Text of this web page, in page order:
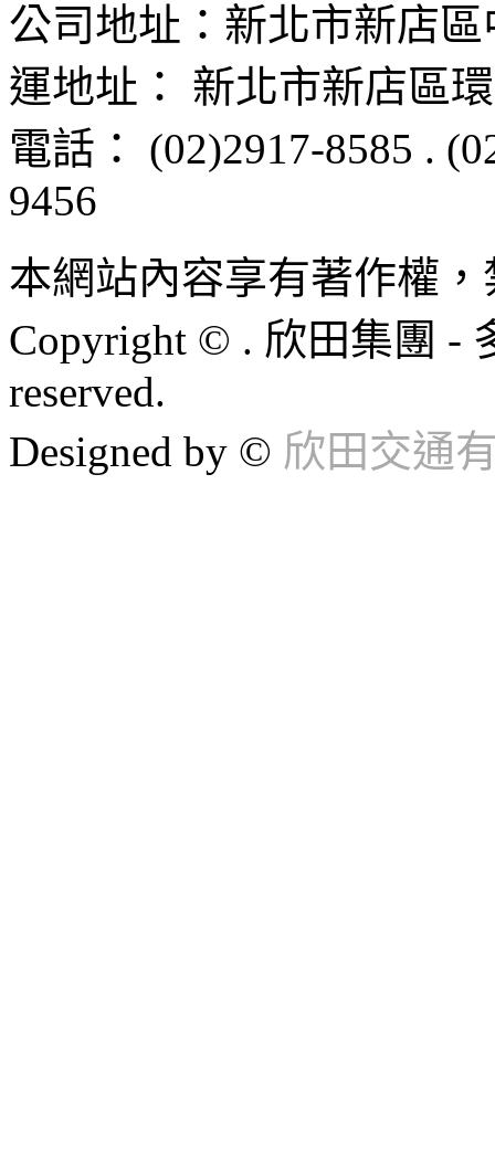
公司地址： 新北市新店區
運地址： 新北市新店區
電話： (02)2917-8585 .
9456
本網站內容享有著作權
Copyright © . 欣田集團 -
reserved.
Designed by © 欣田交通